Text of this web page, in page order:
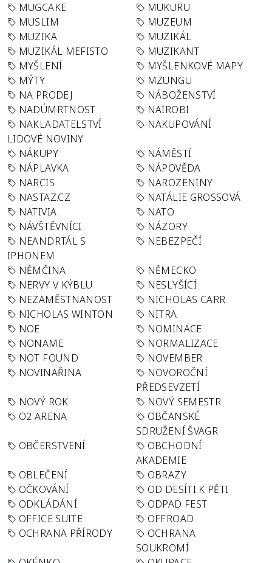
MUGCAKE
MUKURU
MUSLIM
MUZEUM
MUZIKA
MUZIKÁL
MUZIKÁL MEFISTO
MUZIKANT
MYŠLENÍ
MYŠLENKOVÉ MAPY
MÝTY
MZUNGU
NA PRODEJ
NÁBOŽENSTVÍ
NADÚMRTNOST
NAIROBI
NAKLADATELSTVÍ
LIDOVÉ NOVINY
NAKUPOVÁNÍ
NÁKUPY
NÁMĚSTÍ
NÁPLAVKA
NÁPOVĚDA
NARCIS
NAROZENINY
NASTAZ.CZ
NATÁLIE GROSSOVÁ
NATIVIA
NATO
NÁVŠTĚVNÍCI
NÁZORY
NEANDRTÁL S
IPHONEM
NEBEZPEČÍ
NĚMČINA
NĚMECKO
NERVY V KÝBLU
NESLYŠÍCÍ
NEZAMĚSTNANOST
NICHOLAS CARR
NICHOLAS WINTON
NITRA
NOE
NOMINACE
NONAME
NORMALIZACE
NOT FOUND
NOVEMBER
NOVINAŘINA
NOVOROČNÍ
PŘEDSEVZETÍ
NOVÝ ROK
NOVÝ SEMESTR
O2 ARENA
OBČANSKÉ
SDRUŽENÍ ŠVAGR
OBČERSTVENÍ
OBCHODNÍ
AKADEMIE
OBLEČENÍ
OBRAZY
OČKOVÁNÍ
OD DESÍTI K PĚTI
ODKLÁDÁNÍ
ODPAD FEST
OFFICE SUITE
OFFROAD
OCHRANA PŘÍRODY
OCHRANA
SOUKROMÍ